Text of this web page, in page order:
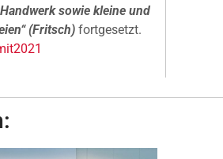
sowie kleine und
(Fritsch) fortgesetzt.